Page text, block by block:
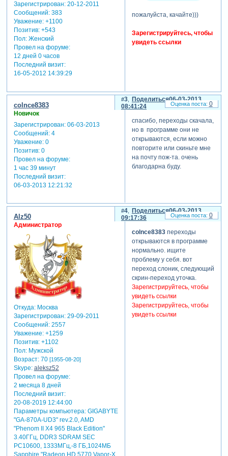
теги: детские переходы
(17-01-2012 14:03:44)
Зарегистрирован: 20-12-2011
Сообщений:383
Уважение: +1100
Позитив: +543
Пол:Женский
Провел на форуме:
12 дней 0 часов
Последний визит:
16-05-2012 14:39:29
пожалуйста, качайте)))
Зарегистрируйтесь, чтобы
увидеть ссылки
Поделиться
3
06-03-2013
08:41:24
colnce8383
Новичок
Зарегистрирован: 06-03-2013
Сообщений:4
Уважение: 0
Позитив: 0
Провел на форуме:
1 час 39 минут
Последний визит:
06-03-2013 12:21:32
спасибо, переходы скачала,
но в программе они не
открываются, если можно
повторите или скиньте мне
на почту пож-та. очень
благодарна буду.
0
Поделиться
4
06-03-2013
09:17:36
Alz50
Администратор
Откуда:Москва
Зарегистрирован: 29-09-2011
Сообщений:2557
Уважение: +1259
Позитив: +1102
Пол:Мужской
Возраст:70 [1955-08-20]
Skype: aleksz52
Провел на форуме:
2 месяца 8 дней
Последний визит:
20-08-2019 12:44:00
Параметры компьютера:GIGABYTE
"GA-870A-UD3" rev.2.0, AMD
"Phenom II X4 965 Black Edition"
3.40ГГц, DDR3 SDRAM SEC
PC10600, 1333МГц,-8 ГБ,1024МБ
Sapphire "Radeon HD 5770 Vapor-X
colnce8383переходы
открываются в программе
нормально. ищите
проблему у себя. вот
переход слоник, следующий
скрин-переход уточка.
Зарегистрируйтесь, чтобы
увидеть ссылки
Зарегистрируйтесь, чтобы
увидеть ссылки
0